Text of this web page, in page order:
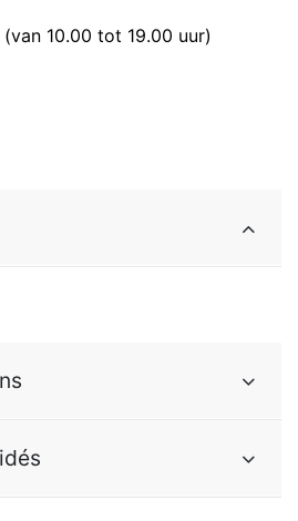
10.00 tot 19.00 uur)